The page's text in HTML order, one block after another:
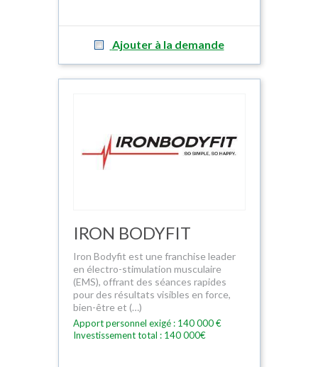
Ajouter à la demande
IRON BODYFIT
Iron Bodyfit est une franchise leader
en électro-stimulation musculaire
(EMS), offrant des séances rapides
pour des résultats visibles en force,
bien-être et (…)
Apport personnel exigé : 140 000 €
Investissement total : 140 000€